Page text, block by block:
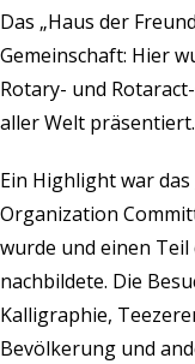
Das „Haus der
Gemeinschaft: Hier
Rotary- und
aller Welt präsentiert.
Ein Highlight war das
Organization
wurde und einen
nachbildete. Die
Kalligraphie,
Bevölkerung und